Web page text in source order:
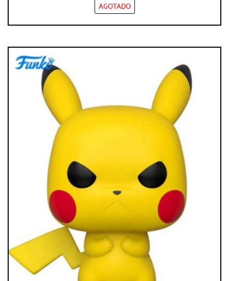
AGOTADO